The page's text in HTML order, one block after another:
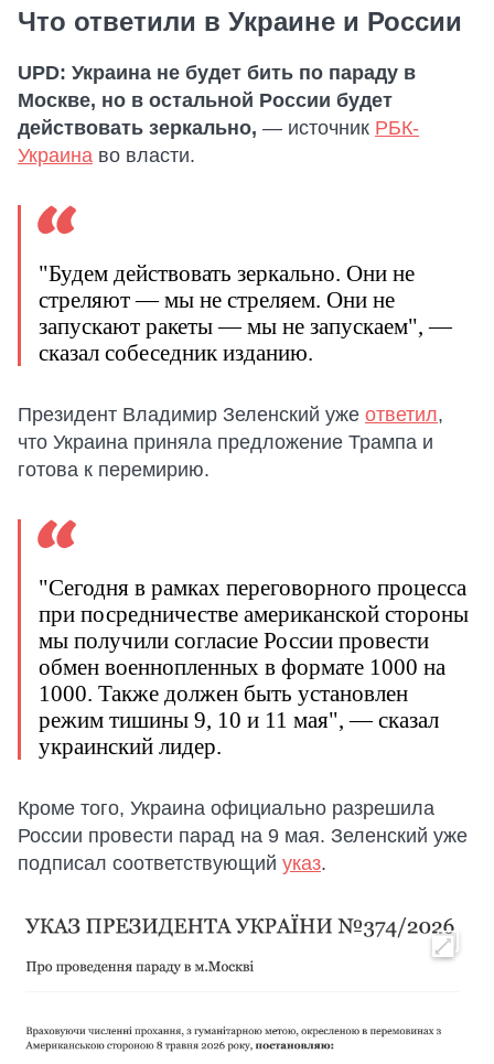
Что ответили в Украине и России
UPD: Украина не будет бить по параду в
Москве, но в остальной России будет
действовать зеркально, — источник РБК-
Украина во власти.
"Будем действовать зеркально. Они не
стреляют — мы не стреляем. Они не
запускают ракеты — мы не запускаем", —
сказал собеседник изданию.
Президент Владимир Зеленский уже ответил,
что Украина приняла предложение Трампа и
готова к перемирию.
"Сегодня в рамках переговорного процесса
при посредничестве американской стороны
мы получили согласие России провести
обмен военнопленных в формате 1000 на
1000. Также должен быть установлен
режим тишины 9, 10 и 11 мая", — сказал
украинский лидер.
Кроме того, Украина официально разрешила
России провести парад на 9 мая. Зеленский уже
подписал соответствующий указ.